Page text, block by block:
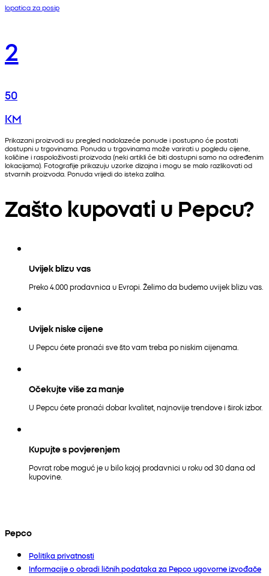
lopatica za posip
2
50
KM
Prikazani proizvodi su pregled nadolazeće ponude i postupno će postati
dostupni u trgovinama. Ponuda u trgovinama može varirati u pogledu cijene,
količine i raspoloživosti proizvoda (neki artikli će biti dostupni samo na određenim
lokacijama). Fotografije prikazuju uzorke dizajna i mogu se malo razlikovati od
stvarnih proizvoda. Ponuda vrijedi do isteka zaliha.
Zašto kupovati u Pepcu?
Uvijek blizu vas
Preko 4.000 prodavnica u Evropi. Želimo da budemo uvijek blizu vas.
Uvijek niske cijene
U Pepcu ćete pronaći sve što vam treba po niskim cijenama.
Očekujte više za manje
U Pepcu ćete pronaći dobar kvalitet, najnovije trendove i širok izbor.
Kupujte s povjerenjem
Povrat robe moguć je u bilo kojoj prodavnici u roku od 30 dana od
kupovine.
Pepco
Politika privatnosti
Informacije o obradi ličnih podataka za Pepco ugovorne izvođače